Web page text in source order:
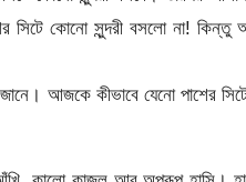
সিটে কোনো সুন্দরী বসলো না! কিন্তু
আজকে কীভাবে যেনো পাশের